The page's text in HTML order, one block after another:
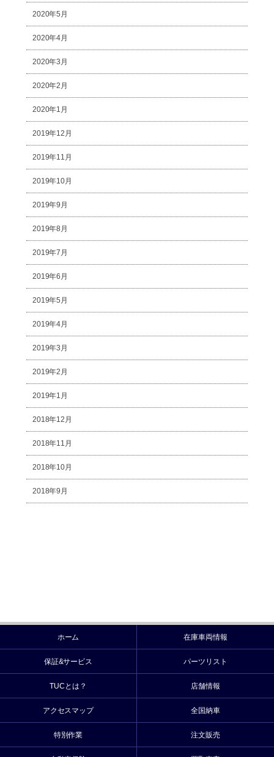
2020年5月
2020年4月
2020年3月
2020年2月
2020年1月
2019年12月
2019年11月
2019年10月
2019年9月
2019年8月
2019年7月
2019年6月
2019年5月
2019年4月
2019年3月
2019年2月
2019年1月
2018年12月
2018年11月
2018年10月
2018年9月
ホーム 在庫車両情報
保証&サービス パーツリスト
TUCとは？ 店舗情報
アクセスマップ 全国納車
特別作業 注文販売